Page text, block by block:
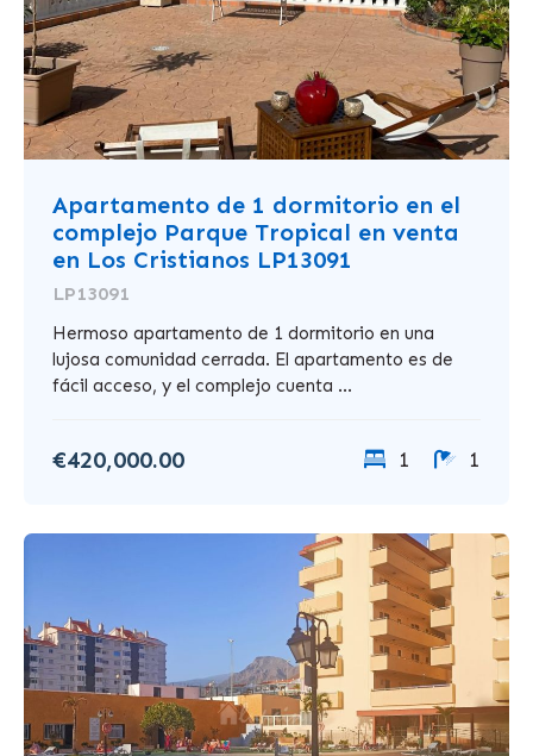
Apartamento de 1 dormitorio en el
complejo Parque Tropical en venta
en Los Cristianos LP13091
LP13091
Hermoso apartamento de 1 dormitorio en una
lujosa comunidad cerrada. El apartamento es de
fácil acceso, y el complejo cuenta ...
€420,000.00 1 1